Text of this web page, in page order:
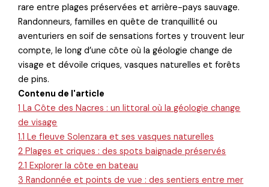
rare entre plages préservées et arrière-pays sauvage.
Randonneurs, familles en quête de tranquillité ou
aventuriers en soif de sensations fortes y trouvent leur
compte, le long d’une côte où la géologie change de
visage et dévoile criques, vasques naturelles et forêts
de pins.
Contenu de l'article
1 La Côte des Nacres : un littoral où la géologie change
de visage
1.1 Le fleuve Solenzara et ses vasques naturelles
2 Plages et criques : des spots baignade préservés
2.1 Explorer la côte en bateau
3 Randonnée et points de vue : des sentiers entre mer